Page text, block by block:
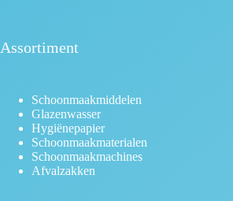
Assortiment
Schoonmaakmiddelen
Glazenwasser
Hygiënepapier
Schoonmaakmaterialen
Schoonmaakmachines
Afvalzakken